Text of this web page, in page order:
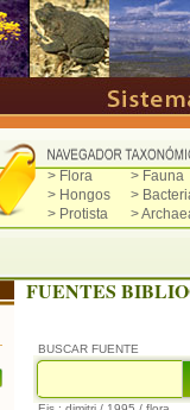
> Flora
> Fauna
> Hongos
>
> Protista
>
FUENTES
BUSCAR FUENTE